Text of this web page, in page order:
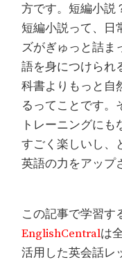
方です。短編小説
短編小説って、日
ズがぎゅっと詰ま
語を身につけられ
科書よりもっと自
るってことです。
トレーニングにも
すごく楽しいし、
英語の力をアップ
この記事で学習す
EnglishCentralは
活用した英会話レ